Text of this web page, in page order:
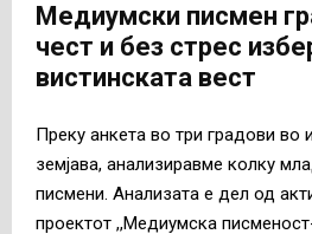
Медиумски писмен
чест и без стрес
вистинската вест
Преку анкета во три градови во
земјава, анализиравме колку
писмени. Анализата е дел од
проектот ,,Медиумска